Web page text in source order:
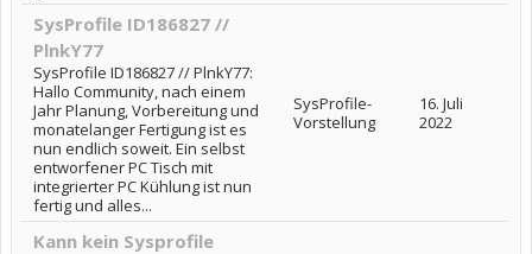
SysProfile ID186827 //
PlnkY77
SysProfile ID186827 // PlnkY77:
Hallo Community, nach einem
Jahr Planung, Vorbereitung und
monatelanger Fertigung ist es
nun endlich soweit. Ein selbst
entworfener PC Tisch mit
integrierter PC Kühlung ist nun
fertig und alles...
SysProfile-
Vorstellung
16. Juli
2022
Kann kein Sysprofile